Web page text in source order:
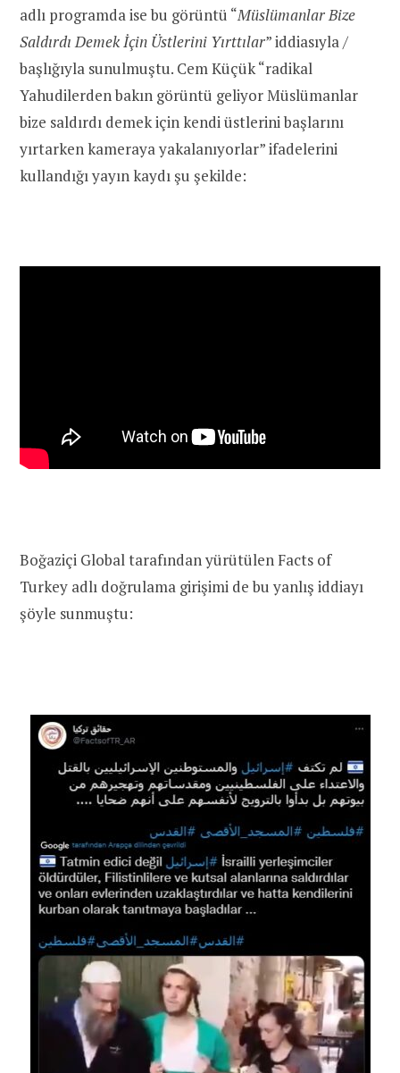
adlı programda ise bu görüntü “Müslümanlar Bize
Saldırdı Demek İçin Üstlerini Yırttılar” iddiasıyla /
başlığıyla sunulmuştu. Cem Küçük “radikal
Yahudilerden bakın görüntü geliyor Müslümanlar
bize saldırdı demek için kendi üstlerini başlarını
yırtarken kameraya yakalanıyorlar” ifadelerini
kullandığı yayın kaydı şu şekilde:
Boğaziçi Global tarafından yürütülen Facts of
Turkey adlı doğrulama girişimi de bu yanlış iddiayı
şöyle sunmuştu: